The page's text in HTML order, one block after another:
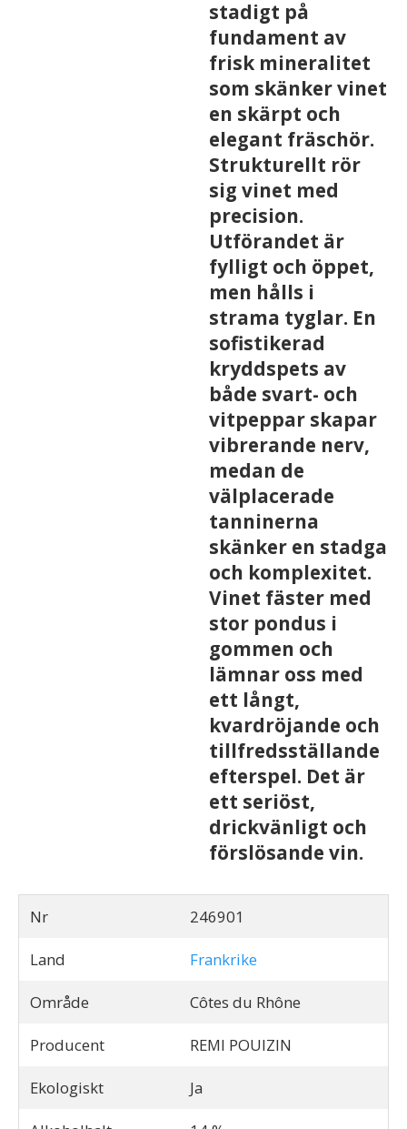
stadigt på
fundament av
frisk mineralitet
som skänker vinet
en skärpt och
elegant fräschör.
Strukturellt rör
sig vinet med
precision.
Utförandet är
fylligt och öppet,
men hålls i
strama tyglar. En
sofistikerad
kryddspets av
både svart- och
vitpeppar skapar
vibrerande nerv,
medan de
välplacerade
tanninerna
skänker en stadga
och komplexitet.
Vinet fäster med
stor pondus i
gommen och
lämnar oss med
ett långt,
kvardröjande och
tillfredsställande
efterspel. Det är
ett seriöst,
drickvänligt och
förslösande vin.
Nr 246901
Land Frankrike
Område Côtes du Rhône
Producent REMI POUIZIN
Ekologiskt Ja